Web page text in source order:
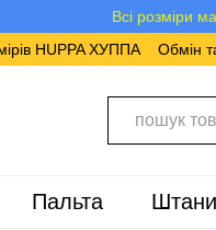
Всі розміри
HUPPA ХУППА Обмін
Пальта Штани